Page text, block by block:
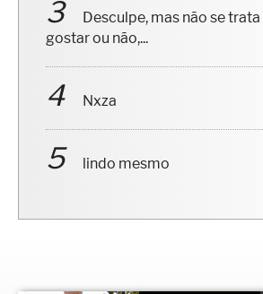
Desculpe, mas não se
gostar ou não,...
Nxza
lindo mesmo